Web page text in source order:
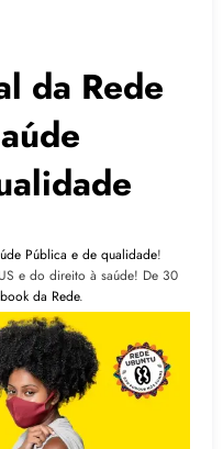
da Rede
Pública e de qualidade!
e do direito à saúde! De 30
da Rede.